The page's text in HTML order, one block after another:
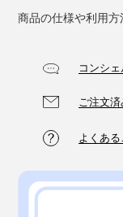
商品の仕様や利用方
コンシ
ご注文
よくある